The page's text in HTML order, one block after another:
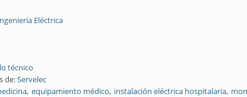
Eléctrica
técnico
de:Servelec
equipamiento médico instalación eléctrica hospitalaria